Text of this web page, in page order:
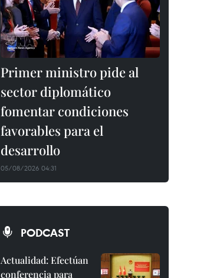
Primer ministro pide al
sector diplomático
fomentar condiciones
favorables para el
desarrollo
05/08/2026 04:31
PODCAST
Actualidad: Efectúan
conferencia para